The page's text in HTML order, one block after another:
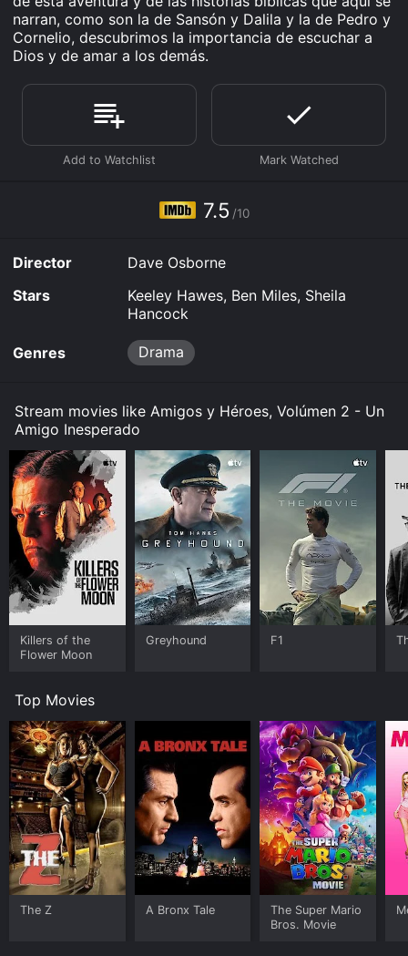
narran, como son la de Sansón y Dalila y la de Pedro y
Cornelio, descubrimos la importancia de escuchar a
Dios y de amar a los demás.
7.5 /10
Director
Dave Osborne
Stars
Keeley Hawes, Ben Miles, Sheila
Hancock
Genres Drama
Stream movies like Amigos y Héroes, Volúmen 2 - Un
Amigo Inesperado
Killers of the
Flower Moon
Greyhound F1
Top Movies
The Z A Bronx Tale
The Super Mario
Bros. Movie